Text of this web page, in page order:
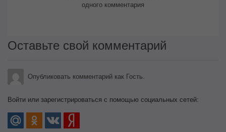
одного комментария
Оставьте свой комментарий
Опубликовать комментарий как Гость.
Войти или зарегистрироваться с помощью социальных сетей: